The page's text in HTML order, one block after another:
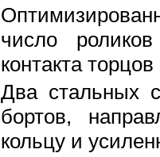
число
контакта
Два стальных
бортов,
кольцу и